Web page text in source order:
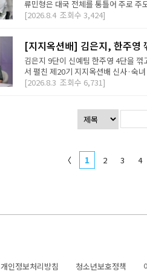
류민형은 대국 전체를 통틀어 주로 주
[2026.8.4 조회수 3,424]
[지지옥션배] 김은지, 한주영
김은지 9단이 신예팀 한주영 4단을
서 펼친 제20기 지지옥션배 신사·숙
[2026.8.3 조회수 6,731]
〈 1 2 3 4
개인정보처리방침 청소년보호정책